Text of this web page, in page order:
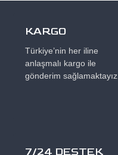
KARGO
Türkiye’nin her iline
anlaşmalı kargo ile
gönderim sağlamaktayız.
7/24 DESTEK